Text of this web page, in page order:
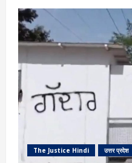
पर
धमाका!
एक
सुरक्षा
एजेंसियां
हाई
अलर्ट
बड़ी
साजिश?
The Justice Hindi उत्तर प्रदेश